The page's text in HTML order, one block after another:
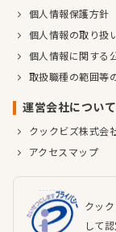
個人情報保護方針
個人情報の取り扱
個人情報に関する
取扱職種の範囲等
運営会社について
クックビズ株式会
アクセスマップ
クッ
して